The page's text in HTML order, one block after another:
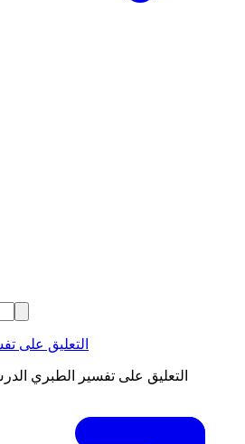
التعليق على
التعليق على تفسير الطبري الدرس 75 سورة البقرة